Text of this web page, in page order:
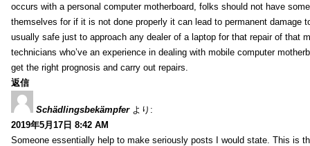
occurs with a personal computer motherboard, folks should not have
themselves for if it is not done properly it can lead to permanent damage
usually safe just to approach any dealer of a laptop for that repair of that
technicians who’ve an experience in dealing with mobile computer
get the right prognosis and carry out repairs.
返信
Schädlingsbekämpfer より:
2019年5月17日 8:42 AM
Someone essentially help to make seriously posts I would state. This is